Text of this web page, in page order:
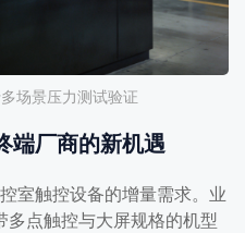
场景压力测试验证
端厂商的新机遇
室触控设备的增量需求。业
点触控与大屏规格的机型